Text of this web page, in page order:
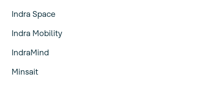
Indra Space
Indra Mobility
IndraMind
Minsait